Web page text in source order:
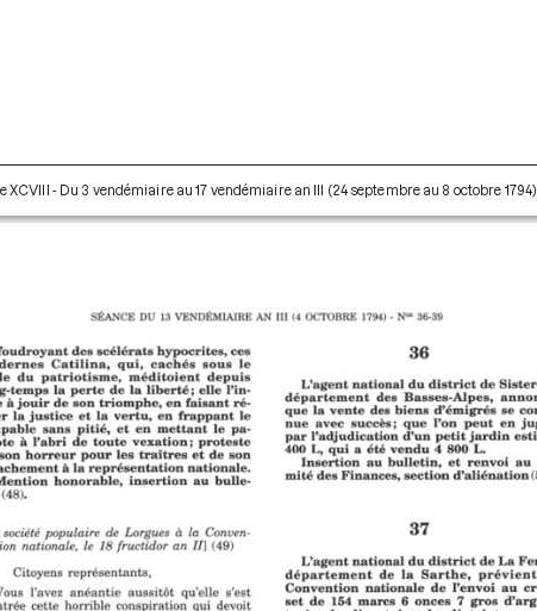
XCVIII - Du 3 vendémiaire au 17 vendémiaire an III (24 septembre au 8 octobre 1794)